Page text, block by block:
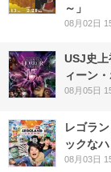
～」
08月02日
USJ史
ィーン
08月05日
レゴラ
ックな
08月03日